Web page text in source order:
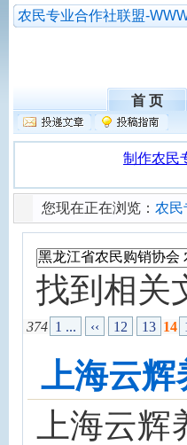
农民专业合作社联盟-
首 页
您现在正在浏览： 农民
找到相关
374 1 ... ‹‹ 12 13 14
上海云辉
上海云